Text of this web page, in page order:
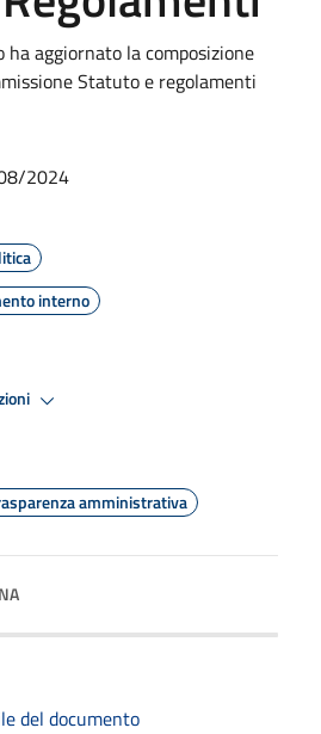
ha aggiornato la composizione
Statuto e regolamenti
2024
interno
amministrativa
del documento